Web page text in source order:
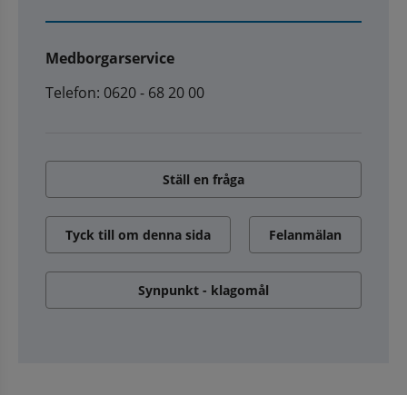
Medborgarservice
Telefon: 0620 - 68 20 00
Ställ en fråga
Tyck till om denna sida Felanmälan
Synpunkt - klagomål